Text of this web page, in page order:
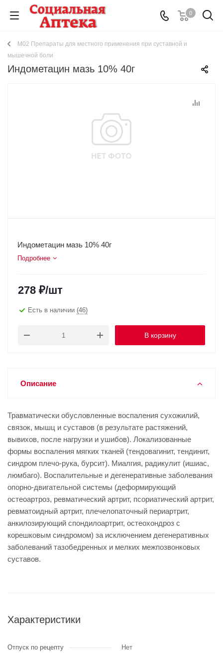
0
M02 Препараты для местного применения при суставной и
мышечной боли
Индометацин мазь 10% 40г
Индометацин мазь 10% 40г
Подробнее
278 ₽/шт
Есть в наличии (46)
В корзину
Описание
Травматически обусловленные воспаления сухожилий,
связок, мышц и суставов (в результате растяжений,
вывихов, после нагрузки и ушибов). Локализованные
формы воспаления мягких тканей (тендовагинит, тендинит,
синдром плечо-рука, бурсит). Миалгия, радикулит (ишиас,
люмбаго). Воспалительные и дегенеративные заболевания
опорно-двигательной системы (деформирующий
остеоартроз, ревматический артрит, псориатический артрит,
ревматоидный артрит, плечелопаточный периартрит,
анкилозирующий спондилоартрит, остеохондроз с
корешковым синдромом) за исключением дегенеративных
заболеваний тазобедренных и мелких межпозвонковых
суставов.
Характеристики
Отпуск по рецепту Нет